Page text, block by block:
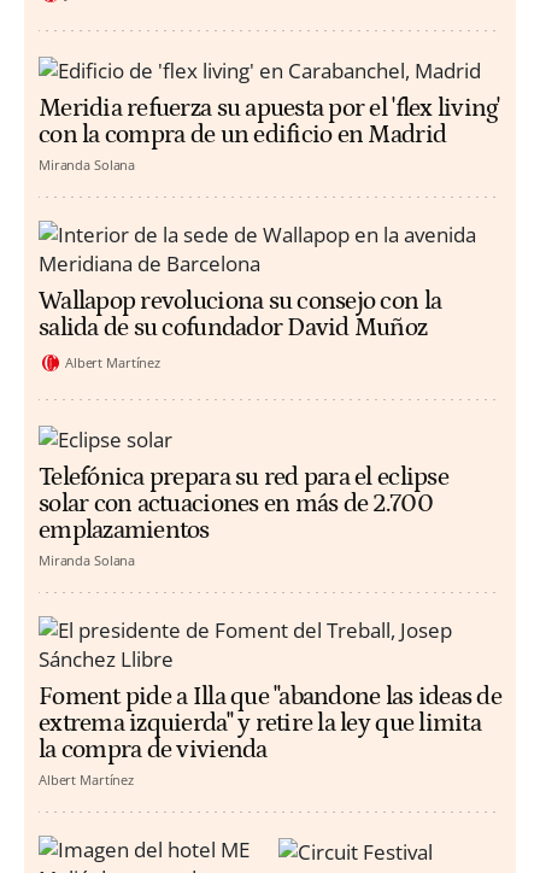
Meridia refuerza su apuesta por el 'flex living'
con la compra de un edificio en Madrid
Miranda Solana
Wallapop revoluciona su consejo con la
salida de su cofundador David Muñoz
Albert Martínez
Telefónica prepara su red para el eclipse
solar con actuaciones en más de 2.700
emplazamientos
Miranda Solana
Foment pide a Illa que "abandone las ideas de
extrema izquierda" y retire la ley que limita
la compra de vivienda
Albert Martínez